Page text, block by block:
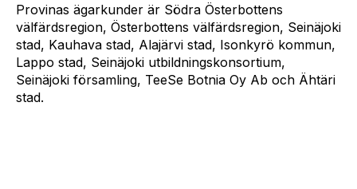
Provinas ägarkunder är Södra Österbottens
välfärdsregion, Österbottens välfärdsregion, Seinäjoki
stad, Kauhava stad, Alajärvi stad, Isonkyrö kommun,
Lappo stad, Seinäjoki utbildningskonsortium,
Seinäjoki församling, TeeSe Botnia Oy Ab och Ähtäri
stad.